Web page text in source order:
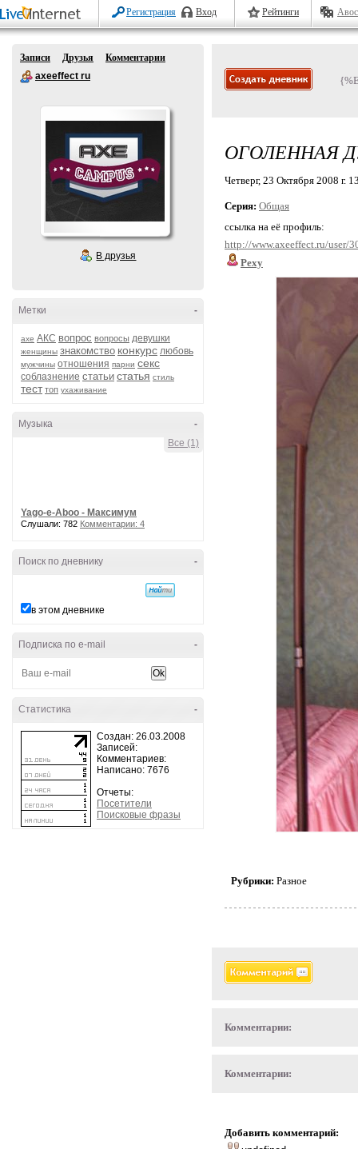
Регистрация Вход Рейтинги
Записи Друзья
Комментарии
axeeffect ru
В друзья
-
Метки
axe АКС вопрос вопросы девушки
женщины знакомство конкурс любовь
мужчины отношения парни секс
соблазнение статьи статья стиль
тест топ ухаживание
-
Музыка
Все (1)
Yago-e-Aboo - Максимум
Слушали: 782 Комментарии: 4
-
Поиск по дневнику
в этом дневнике
-
Подписка по e-mail
-
Статистика
Создан: 26.03.2008
Записей:
Комментариев:
Написано: 7676
Отчеты:
Посетители
Поисковые фразы
ОГОЛЕННАЯ
Четверг, 23 Октября 2008 г.
Серия: Общая
ссылка на её профиль:
http://www.axeeffect.ru/user/
Pexy
Рубрики: Разное
Комментарии:
Комментарии:
Добавить комментарий: